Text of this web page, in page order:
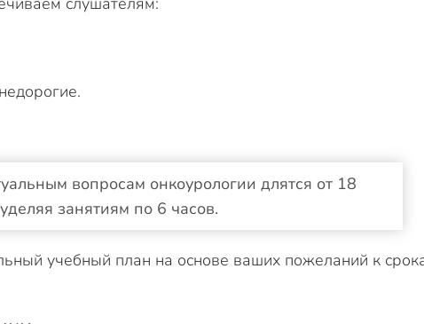
вопросам онкоурологии длятся от 18
занятиям по 6 часов.
учебный план на основе ваших пожеланий к